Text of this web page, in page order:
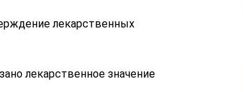
лекарственное значение